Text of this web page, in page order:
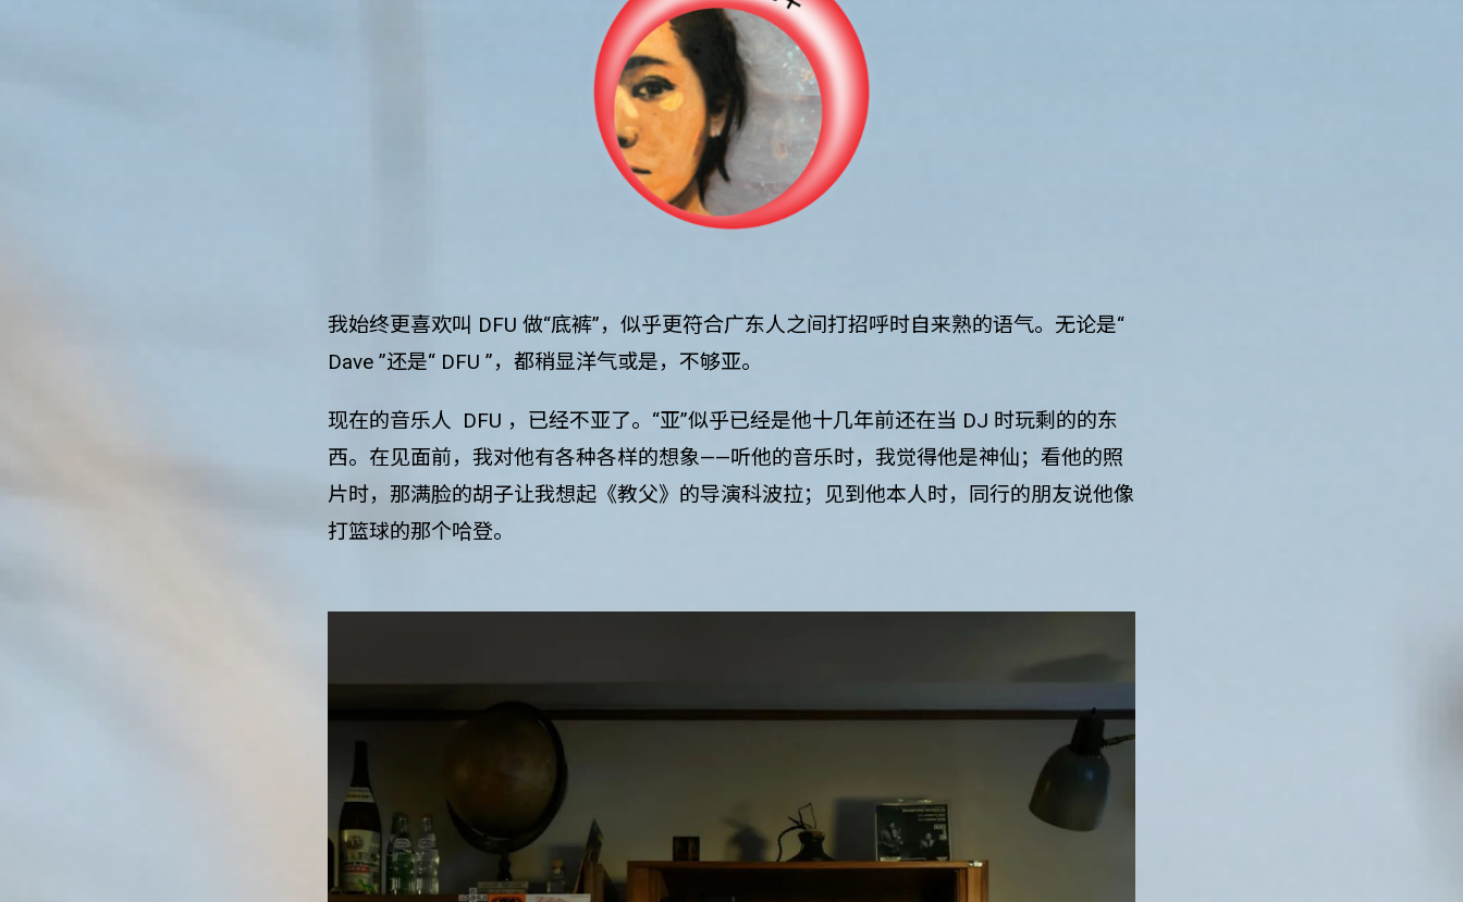
我始终更喜欢叫 DFU 做“底裤”，似乎更符合广东人之间打招呼时自来熟的语气。无论是“
Dave ”还是“ DFU ”，都稍显洋气或是，不够亚。
现在的音乐人 DFU ，已经不亚了。“亚”似乎已经是他十几年前还在当 DJ 时玩剩的的东
西。在见面前，我对他有各种各样的想象——听他的音乐时，我觉得他是神仙；看他的照
片时，那满脸的胡子让我想起《教父》的导演科波拉；见到他本人时，同行的朋友说他像
打篮球的那个哈登。